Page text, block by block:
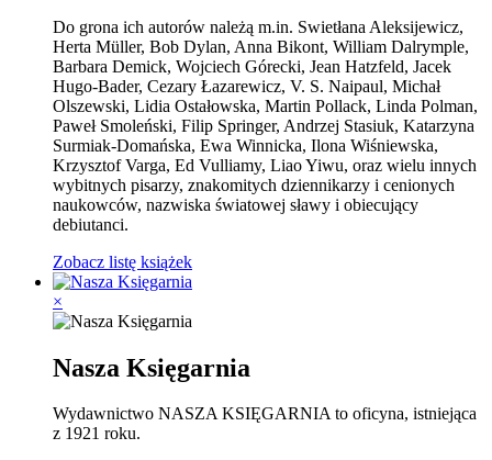
Do grona ich autorów należą m.in. Swietłana Aleksijewicz,
Herta Müller, Bob Dylan, Anna Bikont, William Dalrymple,
Barbara Demick, Wojciech Górecki, Jean Hatzfeld, Jacek
Hugo-Bader, Cezary Łazarewicz, V. S. Naipaul, Michał
Olszewski, Lidia Ostałowska, Martin Pollack, Linda Polman,
Paweł Smoleński, Filip Springer, Andrzej Stasiuk, Katarzyna
Surmiak-Domańska, Ewa Winnicka, Ilona Wiśniewska,
Krzysztof Varga, Ed Vulliamy, Liao Yiwu, oraz wielu innych
wybitnych pisarzy, znakomitych dziennikarzy i cenionych
naukowców, nazwiska światowej sławy i obiecujący
debiutanci.
Zobacz listę książek
×
Nasza Księgarnia
Wydawnictwo NASZA KSIĘGARNIA to oficyna, istniejąca
z 1921 roku.